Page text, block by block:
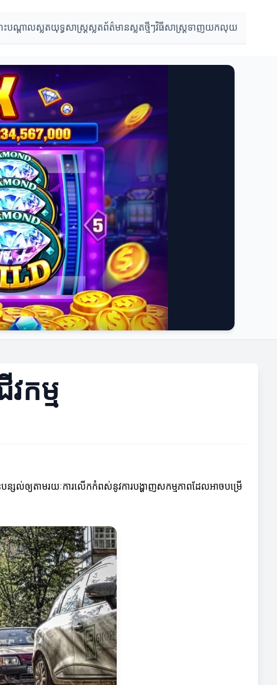
ះបណ្តាលស្លតយុទ្ធសាស្ត្រស្លតព័ត៌មានស្លតថ្មីៗវិធីសាស្ត្រទាញយកលុយ
កម្ម
បន្សល់ឲ្យតាមរយៈការលើកកំពស់នូវការបង្ហាញសកម្មភាពដែលអាចបម្រើ